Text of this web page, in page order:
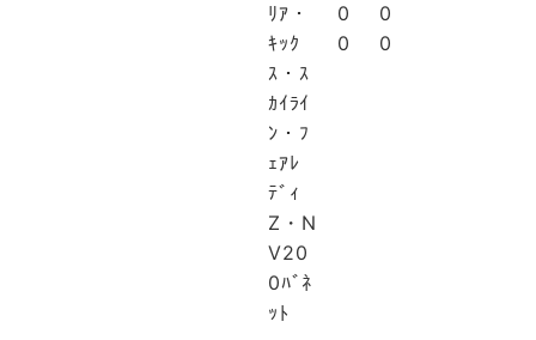
ﾘｱ・
ｷｯｸ
ｽ・ｽ
ｶｲﾗｲ
ﾝ・ﾌ
ｪｱﾚ
ﾃﾞｨ
Z・N
V20
0ﾊﾞﾈ
ｯﾄ
0
0
0
0